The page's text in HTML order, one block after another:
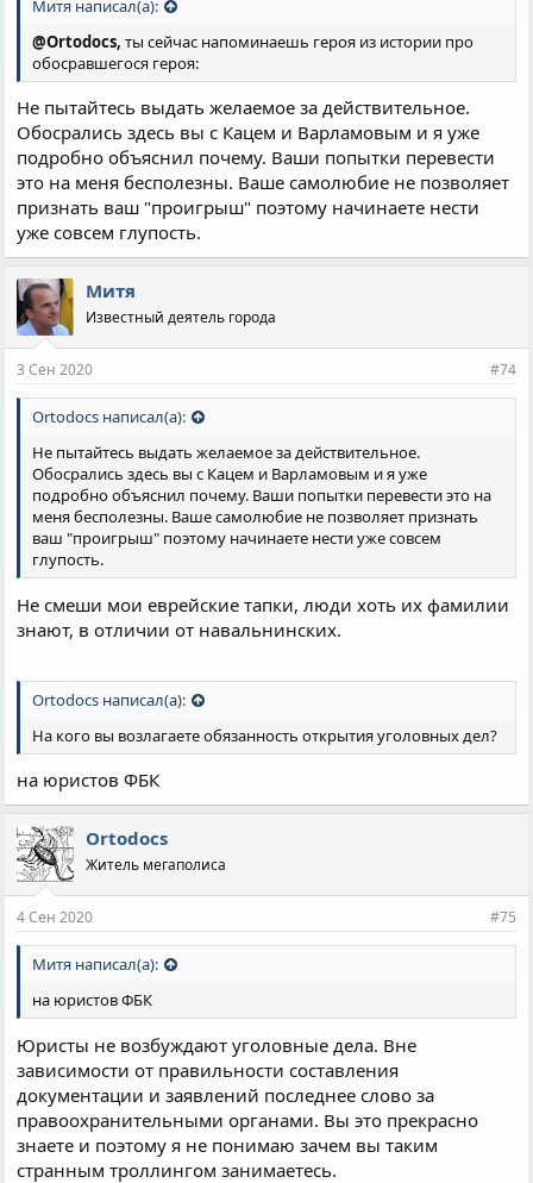
Митя написал(а):
@Ortodocs,ты сейчас напоминаешь героя из истории про
обосравшегося героя:
Не пытайтесь выдать желаемое за действительное.
Обосрались здесь вы с Кацем и Варламовым и я уже
подробно объяснил почему. Ваши попытки перевести
это на меня бесполезны. Ваше самолюбие не позволяет
признать ваш "проигрыш" поэтому начинаете нести
уже совсем глупость.
Митя
Известный деятель города
3 Сен 2020 #74
Ortodocs написал(а):
Не пытайтесь выдать желаемое за действительное.
Обосрались здесь вы с Кацем и Варламовым и я уже
подробно объяснил почему. Ваши попытки перевести это на
меня бесполезны. Ваше самолюбие не позволяет признать
ваш "проигрыш" поэтому начинаете нести уже совсем
глупость.
Не смеши мои еврейские тапки, люди хоть их фамилии
знают, в отличии от навальнинских.
Ortodocs написал(а):
На кого вы возлагаете обязанность открытия уголовных дел?
на юристов ФБК
Ortodocs
Житель мегаполиса
4 Сен 2020 #75
Митя написал(а):
на юристов ФБК
Юристы не возбуждают уголовные дела. Вне
зависимости от правильности составления
документации и заявлений последнее слово за
правоохранительными органами. Вы это прекрасно
знаете и поэтому я не понимаю зачем вы таким
странным троллингом занимаетесь.